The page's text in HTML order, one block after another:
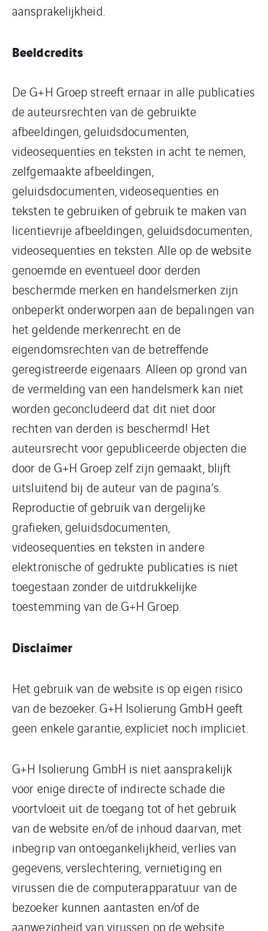
aansprakelijkheid.
Beeldcredits
De G+H Groep streeft ernaar in alle publicaties
de auteursrechten van de gebruikte
afbeeldingen, geluidsdocumenten,
videosequenties en teksten in acht te nemen,
zelfgemaakte afbeeldingen,
geluidsdocumenten, videosequenties en
teksten te gebruiken of gebruik te maken van
licentievrije afbeeldingen, geluidsdocumenten,
videosequenties en teksten. Alle op de website
genoemde en eventueel door derden
beschermde merken en handelsmerken zijn
onbeperkt onderworpen aan de bepalingen van
het geldende merkenrecht en de
eigendomsrechten van de betreffende
geregistreerde eigenaars. Alleen op grond van
de vermelding van een handelsmerk kan niet
worden geconcludeerd dat dit niet door
rechten van derden is beschermd! Het
auteursrecht voor gepubliceerde objecten die
door de G+H Groep zelf zijn gemaakt, blijft
uitsluitend bij de auteur van de pagina’s.
Reproductie of gebruik van dergelijke
grafieken, geluidsdocumenten,
videosequenties en teksten in andere
elektronische of gedrukte publicaties is niet
toegestaan zonder de uitdrukkelijke
toestemming van de G+H Groep.
Disclaimer
Het gebruik van de website is op eigen risico
van de bezoeker. G+H Isolierung GmbH geeft
geen enkele garantie, expliciet noch impliciet.
G+H Isolierung GmbH is niet aansprakelijk
voor enige directe of indirecte schade die
voortvloeit uit de toegang tot of het gebruik
van de website en/of de inhoud daarvan, met
inbegrip van ontoegankelijkheid, verlies van
gegevens, verslechtering, vernietiging en
virussen die de computerapparatuur van de
bezoeker kunnen aantasten en/of de
aanwezigheid van virussen op de website.